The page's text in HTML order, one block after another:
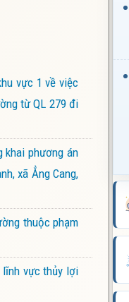
vực 1 về việc
từ QL 279 đi
khai phương án
xã Ẳng Cang,
thuộc phạm
lĩnh vực thủy lợi